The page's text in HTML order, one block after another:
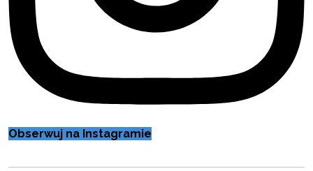
Obserwuj na Instagramie